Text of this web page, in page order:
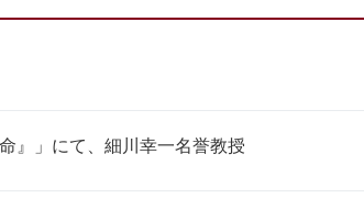
』」にて、細川幸一名誉教授